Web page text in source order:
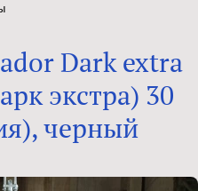
Dark extra
экстра) 30
черный